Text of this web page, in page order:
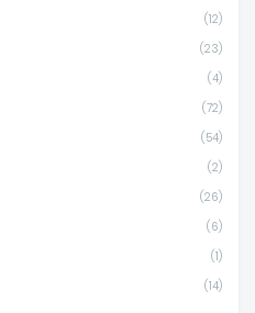
(12)
(23)
(4)
(72)
(54)
(2)
(26)
(6)
(1)
(14)